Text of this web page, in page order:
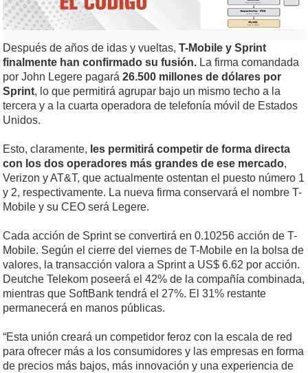
Después de años de idas y vueltas, T-Mobile y Sprint
finalmente han confirmado su fusión. La firma comandada
por John Legere pagará 26.500 millones de dólares por
Sprint, lo que permitirá agrupar bajo un mismo techo a la
tercera y a la cuarta operadora de telefonía móvil de Estados
Unidos.
Esto, claramente, les permitirá competir de forma directa
con los dos operadores más grandes de ese mercado,
Verizon y AT&T, que actualmente ostentan el puesto número 1
y 2, respectivamente. La nueva firma conservará el nombre T-
Mobile y su CEO será Legere.
Cada acción de Sprint se convertirá en 0.10256 acción de T-
Mobile. Según el cierre del viernes de T-Mobile en la bolsa de
valores, la transacción valora a Sprint a US$ 6.62 por acción.
Deutche Telekom poseerá el 42% de la compañía combinada,
mientras que SoftBank tendrá el 27%. El 31% restante
permanecerá en manos públicas.
“Esta unión creará un competidor feroz con la escala de red
para ofrecer más a los consumidores y las empresas en forma
de precios más bajos, más innovación y una experiencia de